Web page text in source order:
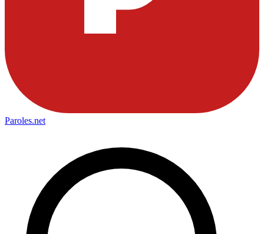
Paroles.net